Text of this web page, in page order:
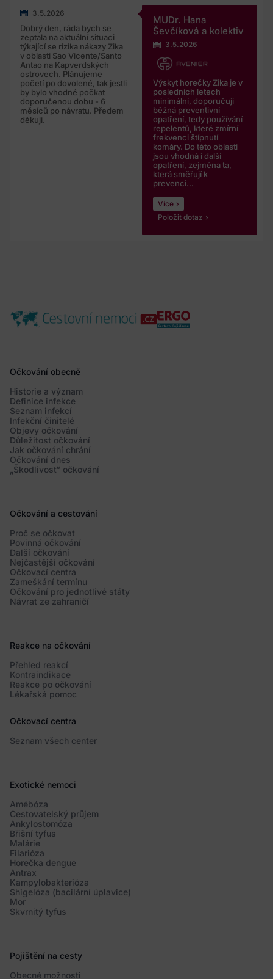
3.5.2026
Dobrý den, ráda bych se
zeptala na aktuální situaci
týkající se rizika nákazy Zika
v oblasti Sao Vicente/Santo
Antao na Kapverdských
ostrovech. Plánujeme
početí po dovolené, tak jestli
by bylo vhodné počkat
doporučenou dobu - 6
měsíců po návratu. Předem
děkuji.
MUDr. Hana
Ševčíková a kolektiv
3.5.2026
Výskyt horečky Zika je v
posledních letech
minimální, doporučuji
běžná preventivní
opatření, tedy používání
repelentů, které zmírní
frekvenci štípnutí
komáry. Do této oblasti
jsou vhodná i další
opatření, zejména ta,
která směřují k
prevenci...
Více
Položit dotaz
Očkování obecně
Historie a význam
Definice infekce
Seznam infekcí
Infekční činitelé
Objevy očkování
Důležitost očkování
Jak očkování chrání
Očkování dnes
„Škodlivost“ očkování
Očkování a cestování
Proč se očkovat
Povinná očkování
Další očkování
Nejčastější očkování
Očkovací centra
Zameškání termínu
Očkování pro jednotlivé státy
Návrat ze zahraničí
Reakce na očkování
Přehled reakcí
Kontraindikace
Reakce po očkování
Lékařská pomoc
Očkovací centra
Seznam všech center
Exotické nemoci
Amébóza
Cestovatelský průjem
Ankylostomóza
Břišní tyfus
Malárie
Filarióza
Horečka dengue
Antrax
Kampylobakterióza
Shigelóza (bacilární úplavice)
Mor
Skvrnitý tyfus
Pojištění na cesty
Obecné možnosti